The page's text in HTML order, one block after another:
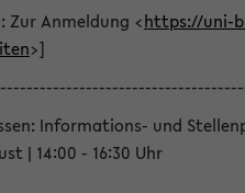
Zur Anmeldung <https://uni-
>]
Informations- und
| 14:00 - 16:30 Uhr